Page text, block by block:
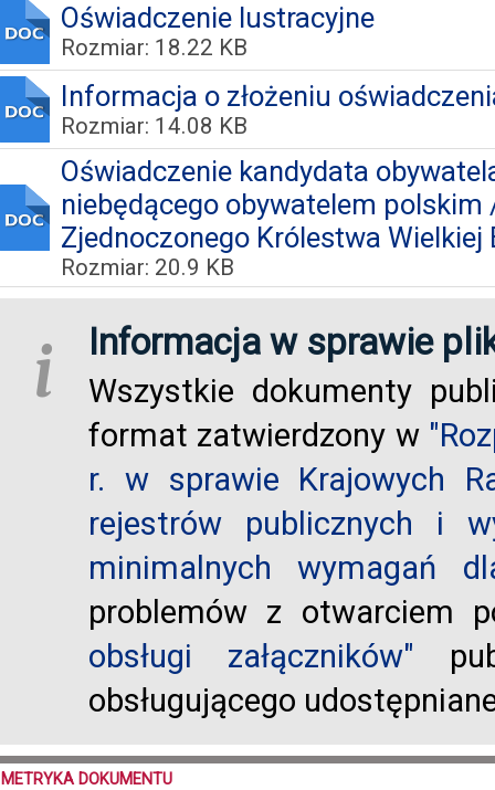
Oświadczenie lustracyjne
Rozmiar: 18.22 KB
Informacja o złożeniu
Rozmiar: 14.08 KB
Oświadczenie kandydata
niebędącego obywatelem polskim
Zjednoczonego Królestwa Wielkiej
Rozmiar: 20.9 KB
i Informacja w sprawie
Wszystkie dokumenty
format zatwierdzony w
r. w sprawie Krajowych
rejestrów publicznych i
minimalnych wymagań
problemów z otwarciem
obsługi załączników"
obsługującego
METRYKA DOKUMENTU